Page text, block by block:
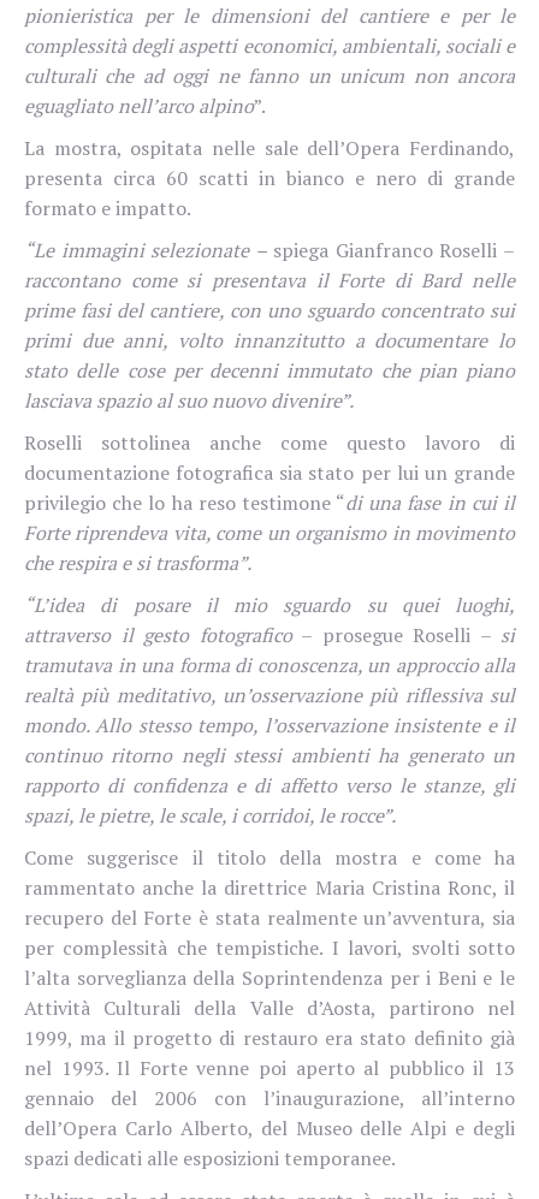
pionieristica per le dimensioni del cantiere e per le
complessità degli aspetti economici, ambientali, sociali e
culturali che ad oggi ne fanno un unicum non ancora
eguagliato nell’arco alpino”.
La mostra, ospitata nelle sale dell’Opera Ferdinando,
presenta circa 60 scatti in bianco e nero di grande
formato e impatto.
“Le immagini selezionate – spiega Gianfranco Roselli –
raccontano come si presentava il Forte di Bard nelle
prime fasi del cantiere, con uno sguardo concentrato sui
primi due anni, volto innanzitutto a documentare lo
stato delle cose per decenni immutato che pian piano
lasciava spazio al suo nuovo divenire”.
Roselli sottolinea anche come questo lavoro di
documentazione fotografica sia stato per lui un grande
privilegio che lo ha reso testimone “di una fase in cui il
Forte riprendeva vita, come un organismo in movimento
che respira e si trasforma”.
“L’idea di posare il mio sguardo su quei luoghi,
attraverso il gesto fotografico– prosegue Roselli – si
tramutava in una forma di conoscenza, un approccio alla
realtà più meditativo, un’osservazione più riflessiva sul
mondo. Allo stesso tempo, l’osservazione insistente e il
continuo ritorno negli stessi ambienti ha generato un
rapporto di confidenza e di affetto verso le stanze, gli
spazi, le pietre, le scale, i corridoi, le rocce”.
Come suggerisce il titolo della mostra e come ha
rammentato anche la direttrice Maria Cristina Ronc, il
recupero del Forte è stata realmente un’avventura, sia
per complessità che tempistiche. I lavori, svolti sotto
l’alta sorveglianza della Soprintendenza per i Beni e le
Attività Culturali della Valle d’Aosta, partirono nel
1999, ma il progetto di restauro era stato definito già
nel 1993. Il Forte venne poi aperto al pubblico il 13
gennaio del 2006 con l’inaugurazione, all’interno
dell’Opera Carlo Alberto, del Museo delle Alpi e degli
spazi dedicati alle esposizioni temporanee.